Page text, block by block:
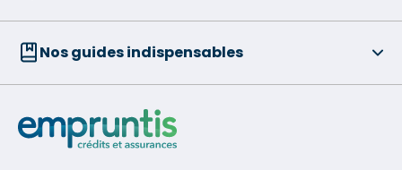
Nos guides indispensables